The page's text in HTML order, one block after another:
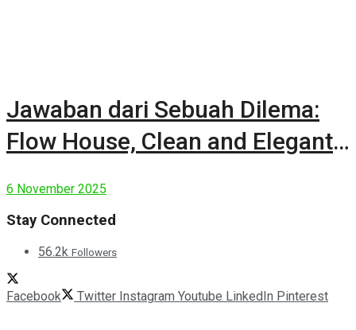
Jawaban dari Sebuah Dilema:
Flow House, Clean and Elegant
6 November 2025
Stay Connected
56.2k Followers
Facebook Twitter Instagram Youtube LinkedIn Pinterest